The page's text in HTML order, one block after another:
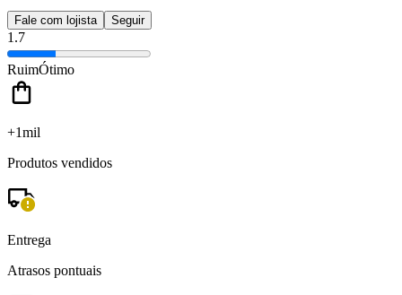
Fale com lojista Seguir
1.7
RuimÓtimo
+1mil
Produtos vendidos
Entrega
Atrasos pontuais